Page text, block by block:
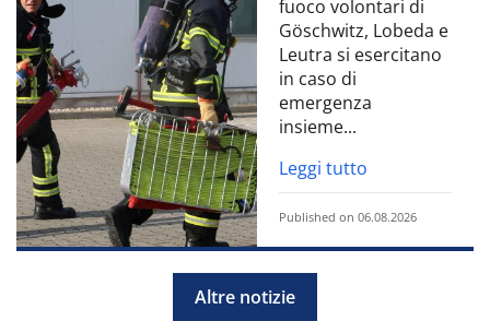
fuoco volontari di
Göschwitz, Lobeda e
Leutra si esercitano
in caso di
emergenza
insieme...
Leggi tutto
Published on 06.08.2026
Altre notizie